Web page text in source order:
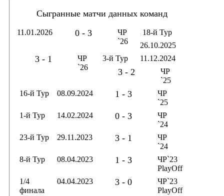
Сыгранные матчи данных команд
11.01.2026 0 - 3
ЧР
`26
18-й Тур
26.10.2025
3 - 1
ЧР
`26
3-й Тур 11.12.2024
3 - 2
ЧР
`25
16-й Тур
08.09.2024 1 - 3
ЧР
`25
1-й Тур
14.02.2024 0 - 3
ЧР
`24
23-й Тур
29.11.2023 3 - 1
ЧР
`24
8-й Тур
08.04.2023 1 - 3
ЧР`23
PlayOff
1/4
финала
04.04.2023 3 - 0
ЧР`23
PlayOff